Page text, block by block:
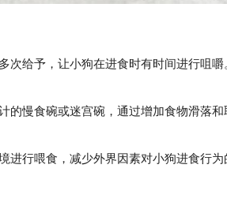
次给予，让小狗在进食时有时间进行咀
慢食碗或迷宫碗，通过增加食物滑落和
行喂食，减少外界因素对小狗进食行为